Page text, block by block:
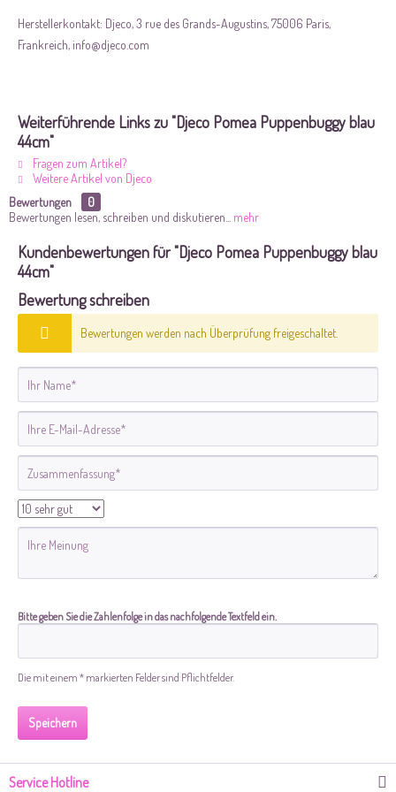
Herstellerkontakt: Djeco, 3 rue des Grands-Augustins, 75006 Paris,
Frankreich, info@djeco.com
Weiterführende Links zu "Djeco Pomea Puppenbuggy blau
44cm"
Fragen zum Artikel?
Weitere Artikel von Djeco
Bewertungen
0
Bewertungen lesen, schreiben und diskutieren...
mehr
Kundenbewertungen für "Djeco Pomea Puppenbuggy blau
44cm"
Bewertung schreiben
Bewertungen werden nach Überprüfung freigeschaltet.
Bitte geben Sie die Zahlenfolge in das nachfolgende Textfeld ein.
Die mit einem * markierten Felder sind Pflichtfelder.
Speichern
Service Hotline